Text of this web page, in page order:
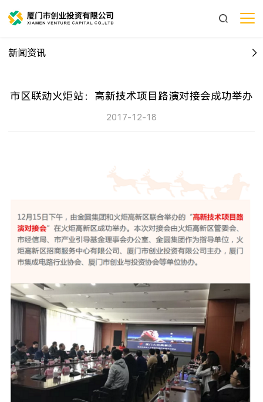
新闻资讯
市区联动火炬站：高新技术项目路演对接会成功举办
2017-12-18